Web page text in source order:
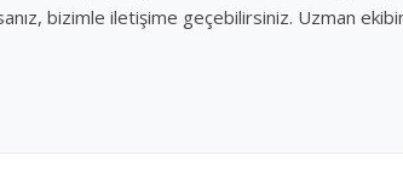
bizimle iletişime geçebilirsiniz. Uzman